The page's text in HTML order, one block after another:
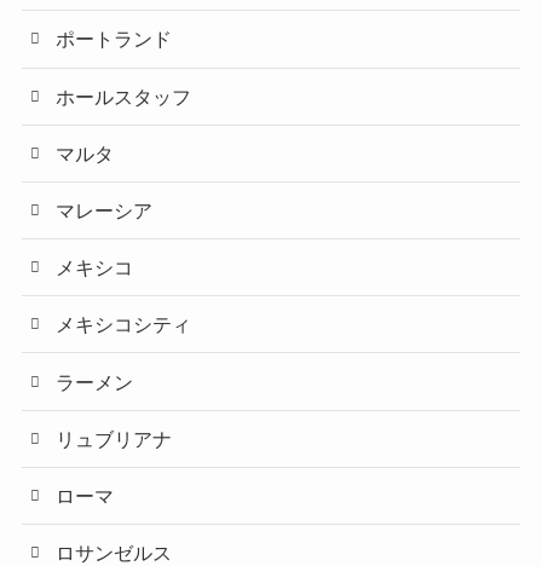
ポートランド
ホールスタッフ
マルタ
マレーシア
メキシコ
メキシコシティ
ラーメン
リュブリアナ
ローマ
ロサンゼルス